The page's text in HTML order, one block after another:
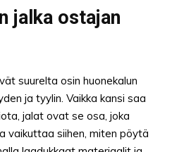
jalka ostajan
suurelta osin huonekalun
ja tyylin. Vaikka kansi saa
jalat ovat se osa, joka
vaikuttaa siihen, miten pöytä